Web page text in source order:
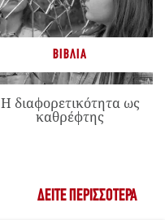
ΒΙΒΛΊΑ
Η διαφορετικότητα ως
καθρέφτης
ΔΕΊΤΕ ΠΕΡΙΣΣΌΤΕΡΑ